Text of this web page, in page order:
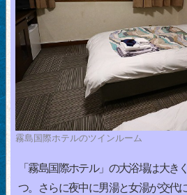
霧島国際ホテルのツインルーム
「霧島国際ホテル」の大浴場は大き
つ。さらに夜中に男湯と女湯が交代